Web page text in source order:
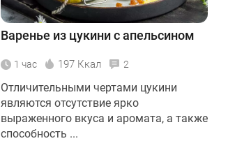
Варенье из цукини с апельсином
1 час 197 Ккал 2
Отличительными чертами цукини
являются отсутствие ярко
выраженного вкуса и аромата, а также
способность ...